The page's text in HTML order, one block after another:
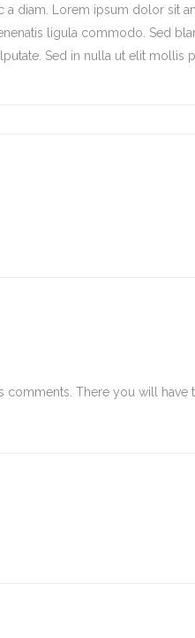
a diam. Lorem ipsum dolor sit
ligula commodo. Sed
Sed in nulla ut elit mollis
comments. There you will have